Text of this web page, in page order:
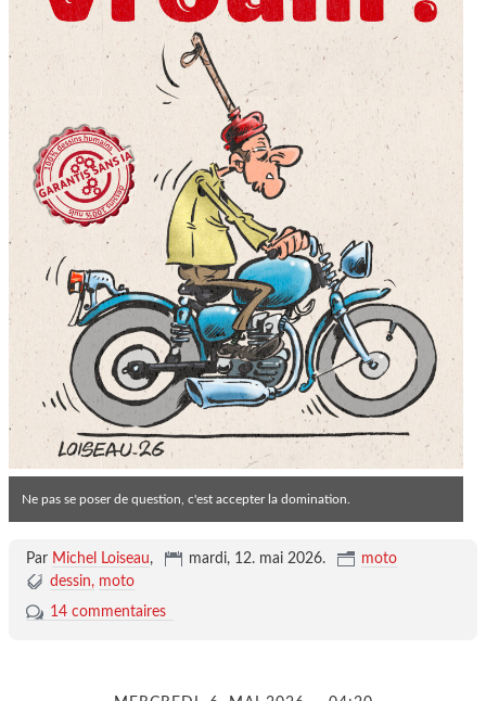
Ne pas se poser de question, c'est accepter la domination.
Par Michel Loiseau, mardi, 12. mai 2026.
moto
dessin
moto
14 commentaires